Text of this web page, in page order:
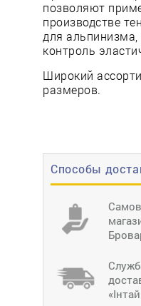
Способы
позволяют
производстве
для альпинизма,
контроль
Широкий
размеров.